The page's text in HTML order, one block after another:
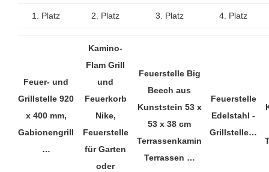
1. Platz 2. Platz 3. Platz 4. Platz
Feuer- und
Grillstelle 920
x 400 mm,
Gabionengrill
…
Kamino-
Flam Grill
und
Feuerkorb
Nike,
Feuerstelle
für Garten
oder
Feuerstelle Big
Beech aus
Kunststein 53 x
53 x 38 cm
Terrassenkamin
Terrassen …
Feuerstelle
Edelstahl -
Grillstelle…